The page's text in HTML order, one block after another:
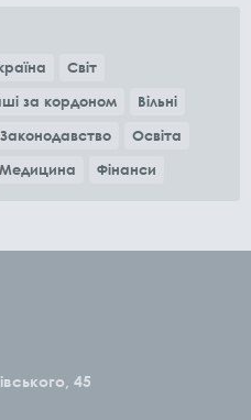
Світ
за кордоном
Вільні
Законодавство
Освіта
Медицина Фінанси
45